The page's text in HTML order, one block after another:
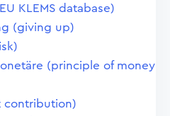
KLEMS database)
(giving up)
(principle of money
contribution)